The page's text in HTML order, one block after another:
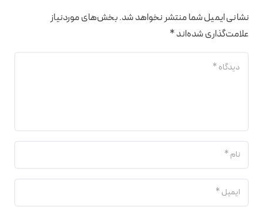
نشانی ایمیل شما منتشر نخواهد شد.بخش‌های موردنیاز
علامت‌گذاری شده‌اند*